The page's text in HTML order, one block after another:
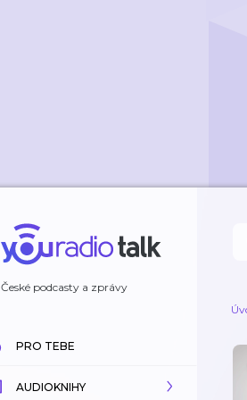
České podcasty a zprávy
PRO TEBE
AUDIOKNIHY